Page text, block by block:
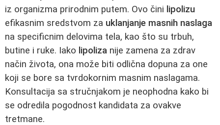
iz organizma prirodnim putem. Ovo čini lipolizu
efikasnim sredstvom za uklanjanje masnih naslaga
na specificnim delovima tela, kao što su trbuh,
butine i ruke. Iako lipoliza nije zamena za zdrav
način života, ona može biti odlična dopuna za one
koji se bore sa tvrdokornim masnim naslagama.
Konsultacija sa stručnjakom je neophodna kako bi
se odredila pogodnost kandidata za ovakve
tretmane.